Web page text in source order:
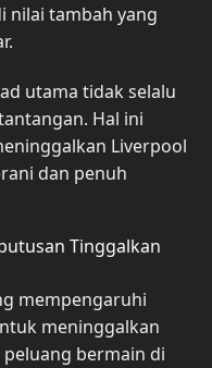
nilai tambah yang
utama tidak selalu
Hal ini
Liverpool
dan penuh
Tinggalkan
mempengaruhi
meninggalkan
peluang bermain di